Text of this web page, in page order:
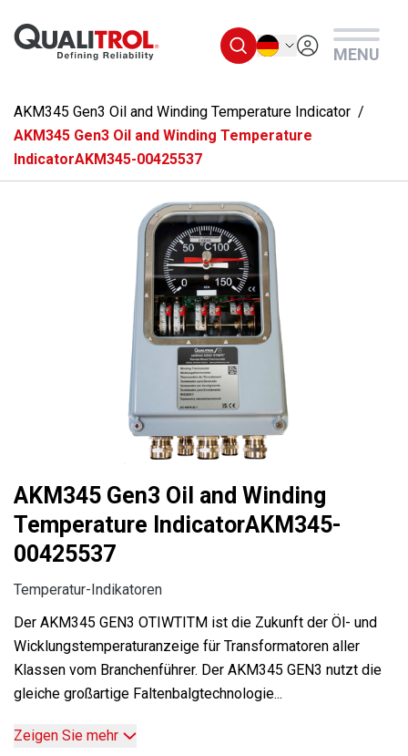
Deutsch
MENU
AKM345 Gen3 Oil and Winding Temperature Indicator
AKM345 Gen3 Oil and Winding Temperature
IndicatorAKM345-00425537
AKM345 Gen3 Oil and Winding
Temperature IndicatorAKM345-
00425537
Temperatur-Indikatoren
Der AKM345 GEN3 OTIWTITM ist die Zukunft der Öl- und
Wicklungstemperaturanzeige für Transformatoren aller
Klassen vom Branchenführer. Der AKM345 GEN3 nutzt die
gleiche großartige Faltenbalgtechnologie...
Zeigen Sie mehr